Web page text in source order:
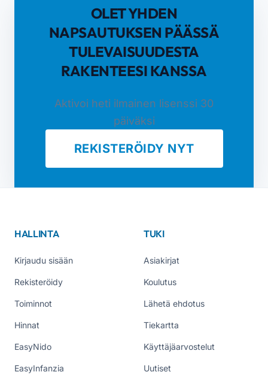
OLET YHDEN
NAPSAUTUKSEN PÄÄSSÄ
TULEVAISUUDESTA
RAKENTEESI KANSSA
Aktivoi heti ilmainen lisenssi 30
päiväksi
REKISTERÖIDY NYT
HALLINTA
Kirjaudu sisään
Rekisteröidy
Toiminnot
Hinnat
EasyNido
EasyInfanzia
TUKI
Asiakirjat
Koulutus
Lähetä ehdotus
Tiekartta
Käyttäjäarvostelut
Uutiset